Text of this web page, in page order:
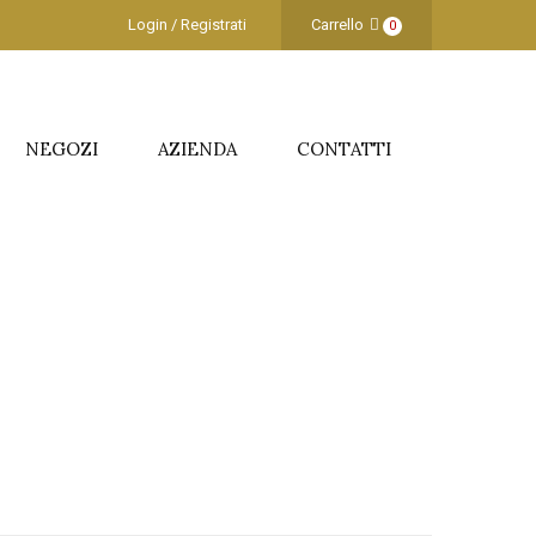
Login / Registrati Carrello 0
NEGOZI AZIENDA CONTATTI